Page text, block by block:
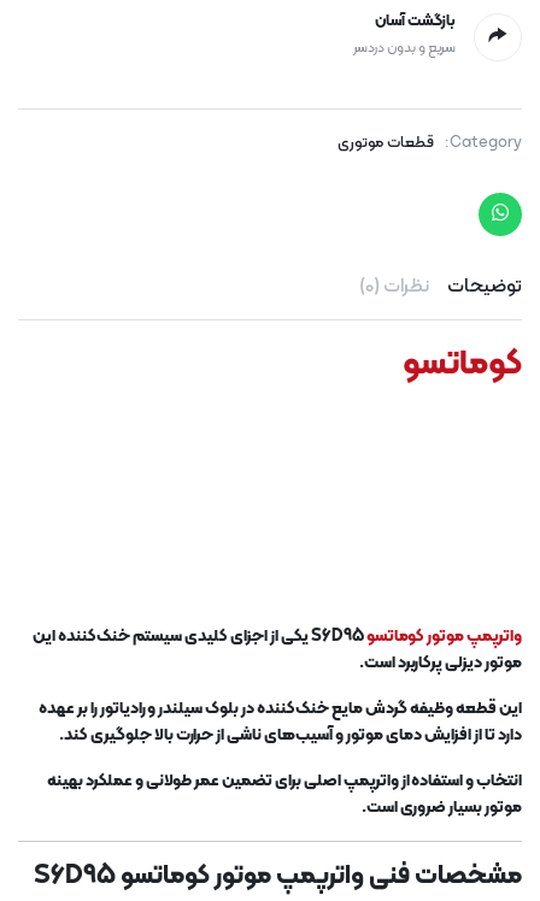
بازگشت آسان
سریع و بدون دردسر
Category: قطعات موتوری
توضیحات نظرات (0)
کوماتسو
واترپمپ موتور کوماتسو
S6D95 یکی از اجزای کلیدی سیستم خنک‌کننده این
موتور دیزلی پرکاربرد است.
این قطعه وظیفه گردش مایع خنک‌کننده در بلوک سیلندر و رادیاتور را بر عهده
دارد تا از افزایش دمای موتور و آسیب‌های ناشی از حرارت بالا جلوگیری کند.
انتخاب و استفاده از واترپمپ اصلی برای تضمین عمر طولانی و عملکرد بهینه
موتور بسیار ضروری است.
مشخصات فنی واترپمپ موتور کوماتسو S6D95